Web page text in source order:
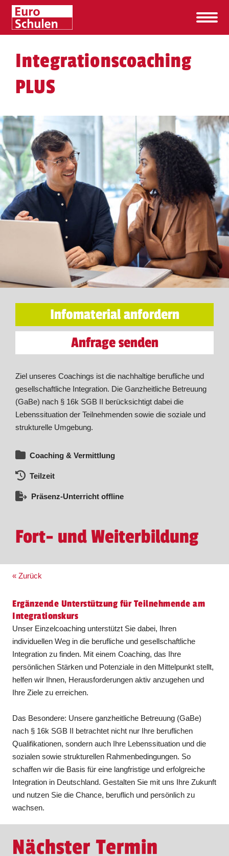
Integrationscoaching
PLUS
Infomaterial anfordern
Anfrage senden
Ziel unseres Coachings ist die nachhaltige berufliche und
gesellschaftliche Integration. Die Ganzheitliche Betreuung
(GaBe) nach § 16k SGB II berücksichtigt dabei die
Lebenssituation der Teilnehmenden sowie die soziale und
strukturelle Umgebung.
Coaching & Vermittlung
Teilzeit
Präsenz-Unterricht offline
Fort- und Weiterbildung
« Zurück
Ergänzende Unterstützung für Teilnehmende am
Integrationskurs
Unser Einzelcoaching unterstützt Sie dabei, Ihren
individuellen Weg in die berufliche und gesellschaftliche
Integration zu finden. Mit einem Coaching, das Ihre
persönlichen Stärken und Potenziale in den Mittelpunkt stellt,
helfen wir Ihnen, Herausforderungen aktiv anzugehen und
Ihre Ziele zu erreichen.
Das Besondere: Unsere ganzheitliche Betreuung (GaBe)
nach § 16k SGB II betrachtet nicht nur Ihre beruflichen
Qualifikationen, sondern auch Ihre Lebenssituation und die
sozialen sowie strukturellen Rahmenbedingungen. So
schaffen wir die Basis für eine langfristige und erfolgreiche
Integration in Deutschland. Gestalten Sie mit uns Ihre Zukunft
und nutzen Sie die Chance, beruflich und persönlich zu
wachsen.
Nächster Termin